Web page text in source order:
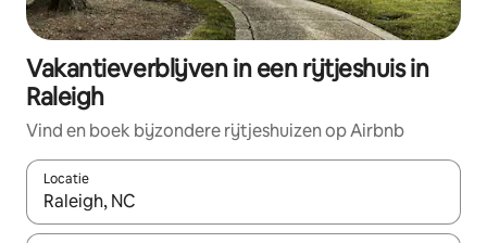
Vakantieverblijven in een rijtjeshuis in
Raleigh
Vind en boek bijzondere rijtjeshuizen op Airbnb
Locatie
Wanneer er resultaten beschikbaar zijn, maak je een keuze